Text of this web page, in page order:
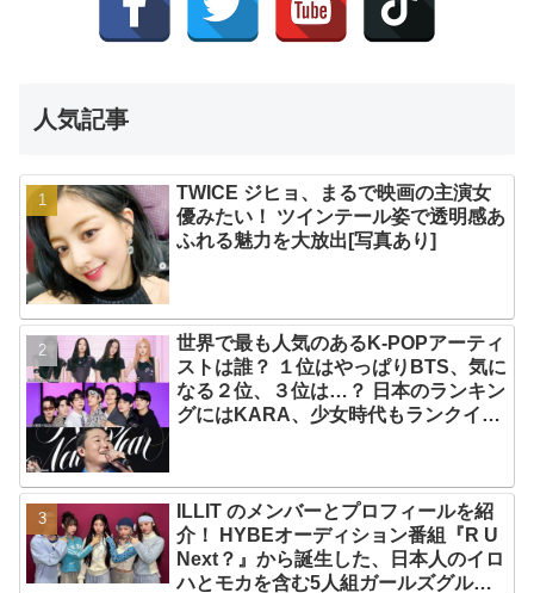
人気記事
TWICE ジヒョ、まるで映画の主演女
優みたい！ ツインテール姿で透明感あ
ふれる魅力を大放出[写真あり]
世界で最も人気のあるK-POPアーティ
ストは誰？ １位はやっぱりBTS、気に
なる２位、３位は…？ 日本のランキン
グにはKARA、少女時代もランクイ
ILLIT のメンバーとプロフィールを紹
介！ HYBEオーディション番組『R U
Next？』から誕生した、日本人のイロ
ハとモカを含む5人組ガールズグルー